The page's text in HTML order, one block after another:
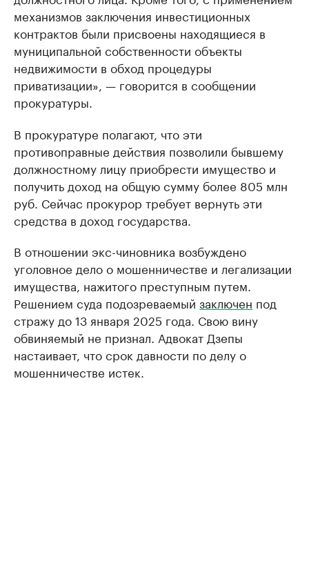
механизмов заключения инвестиционных
контрактов были присвоены находящиеся в
муниципальной собственности объекты
недвижимости в обход процедуры
приватизации», — говорится в сообщении
прокуратуры.
В прокуратуре полагают, что эти
противоправные действия позволили бывшему
должностному лицу приобрести имущество и
получить доход на общую сумму более 805 млн
руб. Сейчас прокурор требует вернуть эти
средства в доход государства.
В отношении экс-чиновника возбуждено
уголовное дело о мошенничестве и легализации
имущества, нажитого преступным путем.
Решением суда подозреваемый заключен под
стражу до 13 января 2025 года. Свою вину
обвиняемый не признал. Адвокат Дзепы
настаивает, что срок давности по делу о
мошенничестве истек.